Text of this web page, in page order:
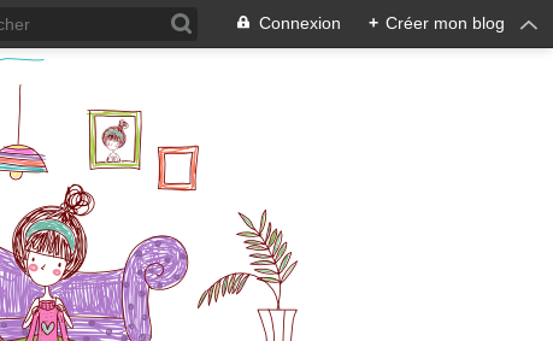
Connexion + Créer mon blog